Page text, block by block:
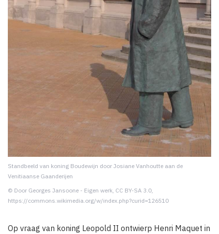
Standbeeld van koning Boudewijn door Josiane Vanhoutte aan de
Venitiaanse Gaanderijen
© Door Georges Jansoone - Eigen werk, CC BY-SA 3.0,
https://commons.wikimedia.org/w/index.php?curid=126510
Op vraag van koning Leopold II ontwierp Henri Maquet in